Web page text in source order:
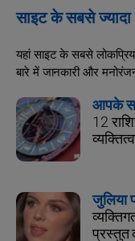
साइट के सबसे
यहां साइट के सबसे
बारे में जानकारी और
आपके
12
जुलिया
प्रस्तुत